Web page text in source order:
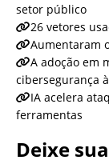
setor público
26 vetores
Aumentaram
A adoção em
cibersegurança
IA acelera
ferramentas
Deixe